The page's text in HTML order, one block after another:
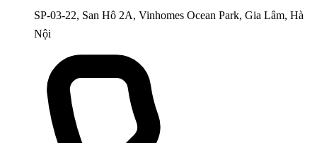
SP-03-22, San Hô 2A, Vinhomes Ocean Park, Gia Lâm, Hà
Nội